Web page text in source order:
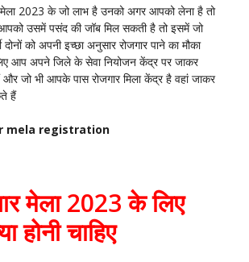
मेला 2023 के जो लाभ है उनको अगर आपको लेना है तो
उसमें पसंद की जॉब मिल सकती है तो इसमें जो
दोनों को अपनी इच्छा अनुसार रोजगार पाने का मौका
आप अपने जिले के सेवा नियोजन केंद्र पर जाकर
जो भी आपके पास रोजगार मिला केंद्र है वहां जाकर
हैं
mela registration
मेला 2023 के लिए
होनी चाहिए